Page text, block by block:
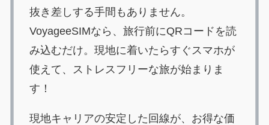
抜き差しする手間もありません。
VoyageeSIMなら、旅行前にQRコードを読
み込むだけ。現地に着いたらすぐスマホが
使えて、ストレスフリーな旅が始まりま
す！
現地キャリアの安定した回線が、お得な価